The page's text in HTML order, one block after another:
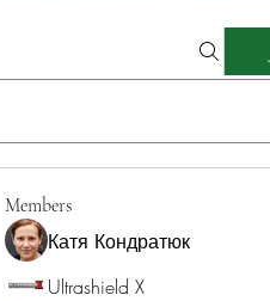
Members
Катя Кондратюк
Ultrashield X